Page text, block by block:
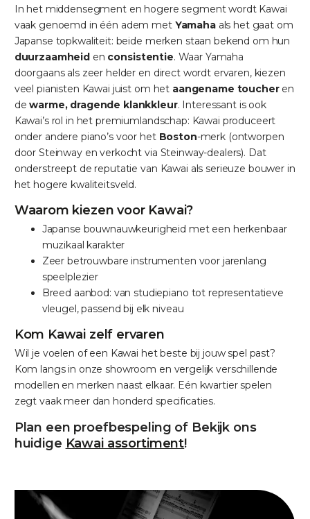
In het middensegment en hogere segment wordt Kawai
vaak genoemd in één adem met Yamahaals het gaat om
Japanse topkwaliteit: beide merken staan bekend om hun
duurzaamheid en consistentie. Waar Yamaha
doorgaans als zeer helder en direct wordt ervaren, kiezen
veel pianisten Kawai juist om het aangename toucheren
dewarme, dragende klankkleur. Interessant is ook
Kawai’s rol in het premiumlandschap: Kawai produceert
onder andere piano’s voor het Boston-merk (ontworpen
door Steinway en verkocht via Steinway-dealers). Dat
onderstreept de reputatie van Kawai als serieuze bouwer in
het hogere kwaliteitsveld.
Waarom kiezen voor Kawai?
Japanse bouwnauwkeurigheid met een herkenbaar
muzikaal karakter
Zeer betrouwbare instrumenten voor jarenlang
speelplezier
Breed aanbod: van studiepiano tot representatieve
vleugel, passend bij elk niveau
Kom Kawai zelf ervaren
Wil je voelen of een Kawai het beste bij jouw spel past?
Kom langs in onze showroom en vergelijk verschillende
modellen en merken naast elkaar. Eén kwartier spelen
zegt vaak meer dan honderd specificaties.
Plan een proefbespeling of Bekijk ons
huidige Kawai assortiment!